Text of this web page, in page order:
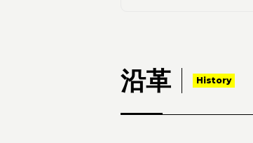
沿革 History